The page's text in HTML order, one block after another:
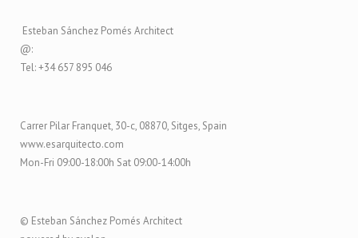
Esteban Sánchez Pomés Architect
@:
Tel: +34 657 895 046
Carrer Pilar Franquet, 30-c, 08870, Sitges, Spain
www.esarquitecto.com
Mon-Fri 09:00-18:00h Sat 09:00-14:00h
© Esteban Sánchez Pomés Architect